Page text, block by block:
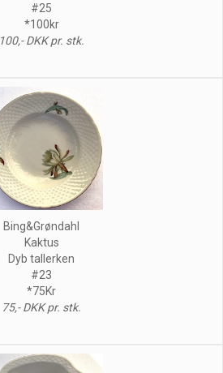
#25
*100kr
100,- DKK pr. stk.
Bing&Grøndahl
Kaktus
Dyb tallerken
#23
*75Kr
75,- DKK pr. stk.